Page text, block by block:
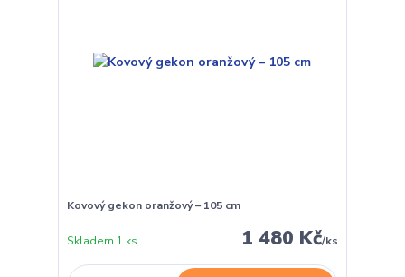
Kovový gekon oranžový – 105 cm
1 480 Kč/ks
Skladem 1 ks